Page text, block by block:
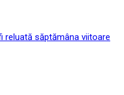
reluată săptămâna viitoare